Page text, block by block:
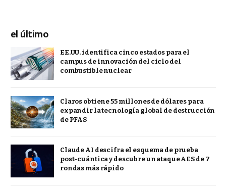
el último
EE.UU. identifica cinco estados para el
campus de innovación del ciclo del
combustible nuclear
Claros obtiene 55 millones de dólares para
expandir la tecnología global de destrucción
de PFAS
Claude AI descifra el esquema de prueba
post-cuántica y descubre un ataque AES de 7
rondas más rápido